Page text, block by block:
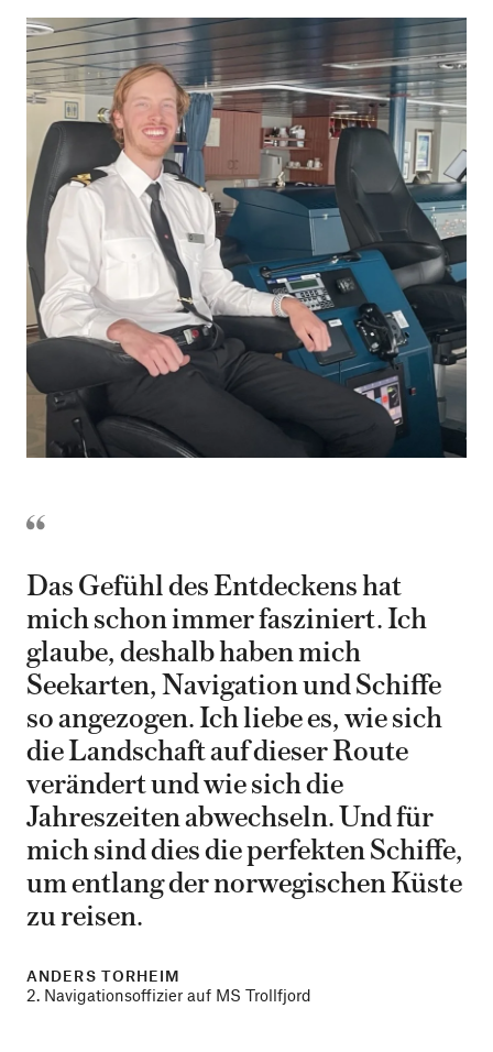
Das Gefühl des Entdeckens hat
mich schon immer fasziniert. Ich
glaube, deshalb haben mich
Seekarten, Navigation und Schiffe
so angezogen. Ich liebe es, wie sich
die Landschaft auf dieser Route
verändert und wie sich die
Jahreszeiten abwechseln. Und für
mich sind dies die perfekten Schiffe,
um entlang der norwegischen Küste
zu reisen.
ANDERS TORHEIM
2. Navigationsoffizier auf MS Trollfjord